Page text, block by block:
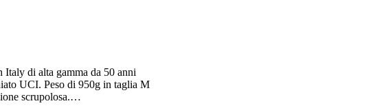
di alta gamma da 50 anni
UCI. Peso di 950g in taglia M
scrupolosa.